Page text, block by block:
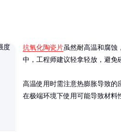
抗氧化陶瓷片虽然耐高温和腐蚀
中，工程师建议轻拿轻放，避免
高温使用时需注意热膨胀导致的
在极端环境下使用可能导致材料